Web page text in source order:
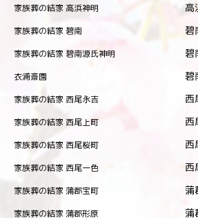
家族葬の結家 高浜神明 高
家族葬の結家 碧南 碧
家族葬の結家 碧南源氏神明 碧
衣浦斎園 碧
家族葬の結家 西尾永吉 西
家族葬の結家 西尾上町 西
家族葬の結家 西尾桜町 西
家族葬の結家 西尾一色 西
家族葬の結家 蒲郡宝町 蒲
家族葬の結家 蒲郡形原 蒲